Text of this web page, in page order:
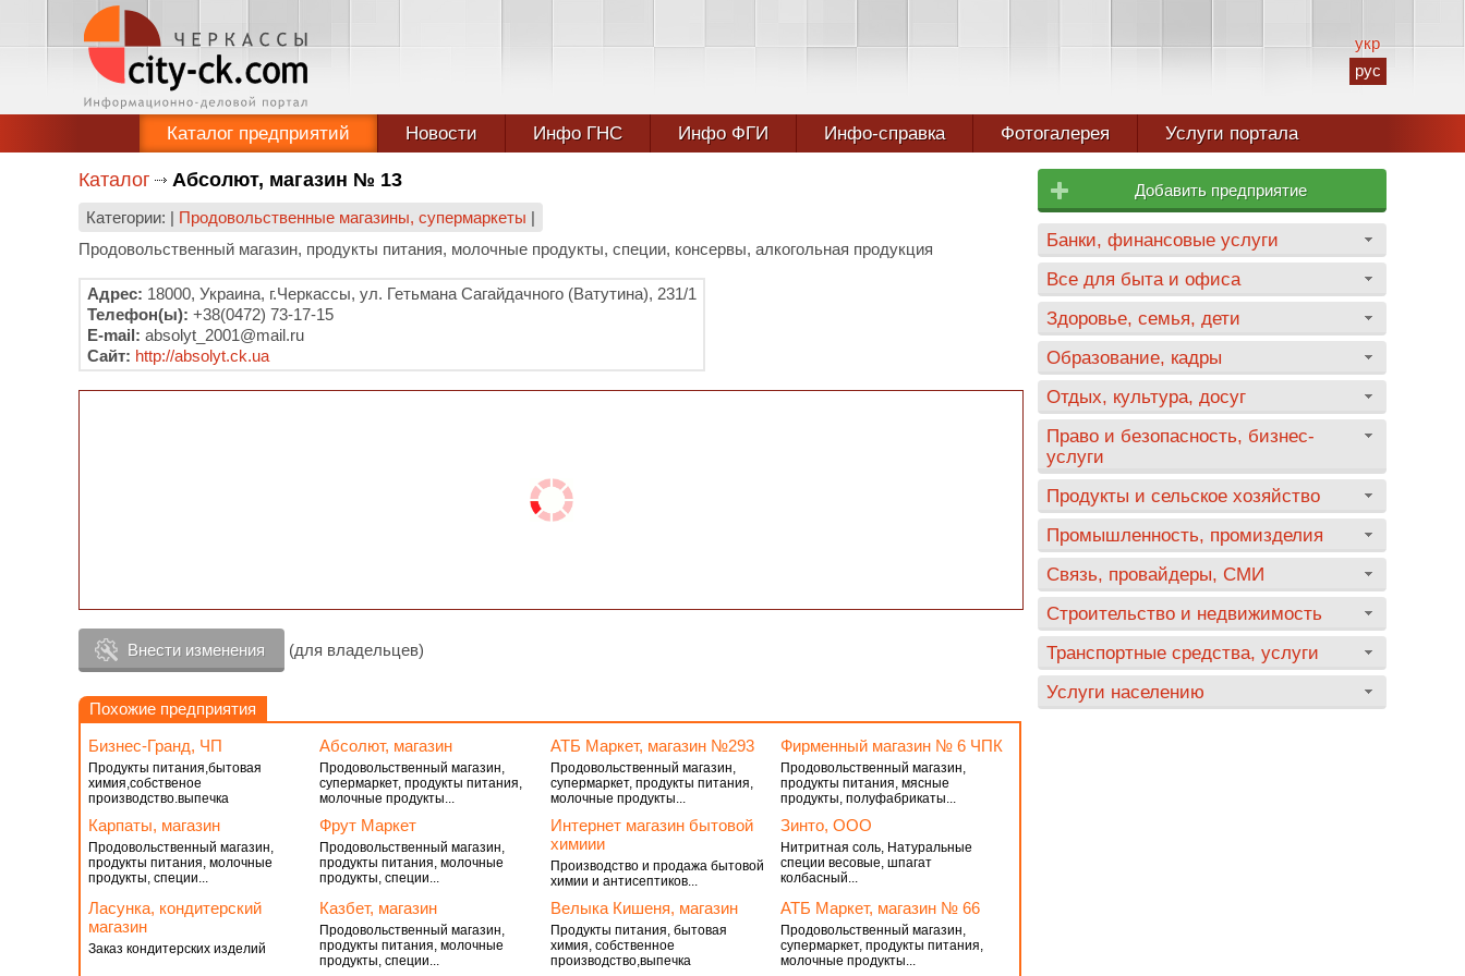
укр
рус
Каталог предприятий Новости Инфо ГНС Инфо ФГИ Инфо-справка Фотогалерея Услуги портала
Каталог Абсолют, магазин № 13
Категории: | Продовольственные магазины, супермаркеты |
Продовольственный магазин, продукты питания, молочные продукты, специи, консервы, алкогольная продукция
Адрес: 18000, Украина, г.Черкассы, ул. Гетьмана Сагайдачного (Ватутина), 231/1
Телефон(ы): +38(0472) 73-17-15
E-mail: absolyt_2001@mail.ru
Сайт: http://absolyt.ck.ua
Внести изменения (для владельцев)
Похожие предприятия
Бизнес-Гранд, ЧП
Продукты питания,бытовая
химия,собственое
производство.выпечка
Абсолют, магазин
Продовольственный магазин,
супермаркет, продукты питания,
молочные продукты...
АТБ Маркет, магазин №293
Продовольственный магазин,
супермаркет, продукты питания,
молочные продукты...
Фирменный магазин № 6 ЧПК
Продовольственный магазин,
продукты питания, мясные
продукты, полуфабрикаты...
Карпаты, магазин
Продовольственный магазин,
продукты питания, молочные
продукты, специи...
Фрут Маркет
Продовольственный магазин,
продукты питания, молочные
продукты, специи...
Интернет магазин бытовой
химиии
Производство и продажа бытовой
химии и антисептиков...
Зинто, ООО
Нитритная соль, Натуральные
специи весовые, шпагат
колбасный...
Ласунка, кондитерский
магазин
Заказ кондитерских изделий
Казбет, магазин
Продовольственный магазин,
продукты питания, молочные
продукты, специи...
Велыка Кишеня, магазин
Продукты питания, бытовая
химия, собственное
производство,выпечка
АТБ Маркет, магазин № 66
Продовольственный магазин,
супермаркет, продукты питания,
молочные продукты...
Добавить предприятие
Банки, финансовые услуги
Все для быта и офиса
Здоровье, семья, дети
Образование, кадры
Отдых, культура, досуг
Право и безопасность, бизнес-
услуги
Продукты и сельское хозяйство
Промышленность, промизделия
Связь, провайдеры, СМИ
Строительство и недвижимость
Транспортные средства, услуги
Услуги населению